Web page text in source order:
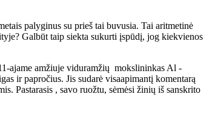
palyginus su prieš tai buvusia. Tai aritmetinė
Galbūt taip siekta sukurti įspūdį, jog kiekvienos
ajame amžiuje viduramžių mokslininkas Al -
ir papročius. Jis sudarė visaapimantį komentarą
Pastarasis , savo ruožtu, sėmėsi žinių iš sanskrito